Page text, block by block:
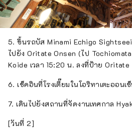
5. ขึ้นรถบัส Minami Echigo
ไปยัง Oritate Onsen (ไป
Koide เวลา 15:20 น. ลงที่ป้าย Oritate
6. เช็คอินที่โรงเตี๊ยมในโอริทาเตะออนเ
7. เดินไปยังสถานที่จัดงานเทศกาล
[วันที่ 2]